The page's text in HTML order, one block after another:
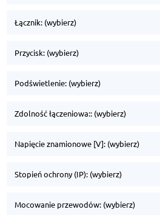
Łącznik: (wybierz)
Przycisk: (wybierz)
Podświetlenie: (wybierz)
Zdolność łączeniowa:: (wybierz)
Napięcie znamionowe [V]: (wybierz)
Stopień ochrony (IP): (wybierz)
Mocowanie przewodów: (wybierz)